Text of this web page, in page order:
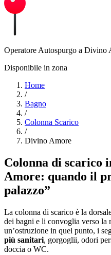
Operatore Autospurgo a Divino
Disponibile in zona
Home
/
Bagno
/
Colonna Scarico
/
Divino Amore
Colonna di scarico
Amore: quando il
palazzo”
La colonna di scarico è la
dei bagni e li convoglia verso la
un’ostruzione in quel punto, i
più sanitari, gorgoglii, odori
doccia o WC.